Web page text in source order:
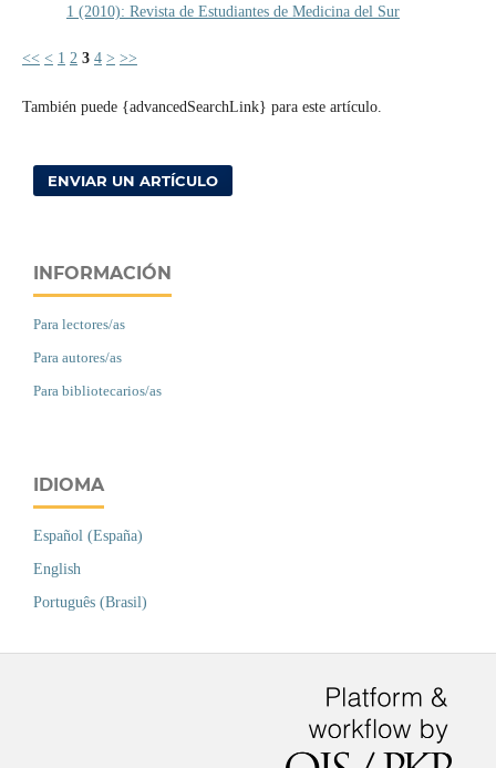
1 (2010): Revista de Estudiantes de Medicina del Sur
<< < 1 2 3 4 > >>
También puede {advancedSearchLink} para este artículo.
ENVIAR UN ARTÍCULO
INFORMACIÓN
Para lectores/as
Para autores/as
Para bibliotecarios/as
IDIOMA
Español (España)
English
Português (Brasil)